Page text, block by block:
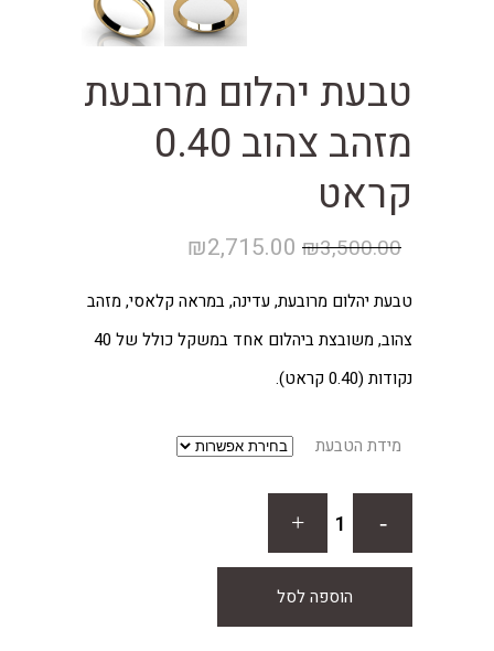
טבעת יהלום מרובעת
מזהב צהוב 0.40
קראט
₪3,500.00
המחיר
₪3,500.00.
₪2,715.00
הוא:
₪2,715.00.
טבעת יהלום מרובעת, עדינה, במראה קלאסי, מזהב
צהוב, משובצת ביהלום אחד במשקל כולל של 40
נקודות (0.40 קראט).
מידת הטבעת
הוספה לסל